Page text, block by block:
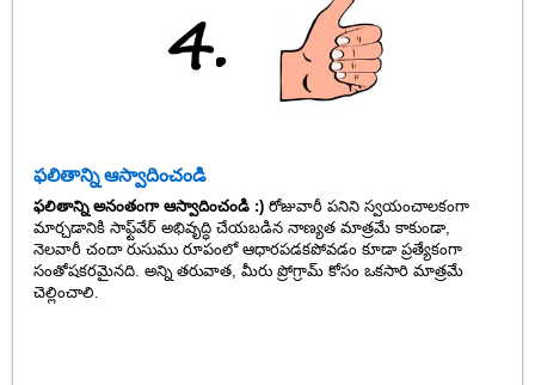
ఫలితాన్ని ఆస్వాదించండి
ఫలితాన్ని అనంతంగా ఆస్వాదించండి :) రోజువారీ పనిని స్వయంచాలకంగా
మార్చడానికి సాఫ్ట్‌వేర్ అభివృద్ధి చేయబడిన నాణ్యత మాత్రమే కాకుండా,
నెలవారీ చందా రుసుము రూపంలో ఆధారపడకపోవడం కూడా ప్రత్యేకంగా
సంతోషకరమైనది. అన్ని తరువాత, మీరు ప్రోగ్రామ్ కోసం ఒకసారి మాత్రమే
చెల్లించాలి.